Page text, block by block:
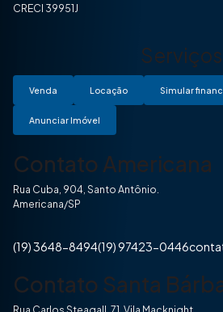
CRECI 39951J
Serviços
Venda Locação Simular
Anunciar Imóvel
Contato Americana
Rua Cuba, 904, Santo Antônio.
Americana/SP
(19) 3648-8494(19) 97423-0446
Contato Santa
Rua Carlos Steagall, 71, Vila Macknight.